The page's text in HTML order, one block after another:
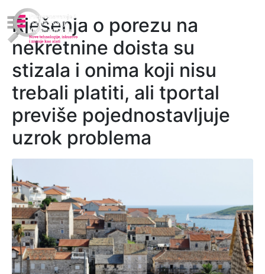
Rješenja o porezu na
nekretnine doista su
stizala i onima koji nisu
trebali platiti, ali tportal
previše pojednostavljuje
uzrok problema